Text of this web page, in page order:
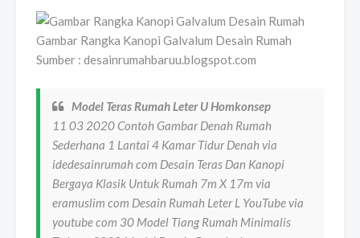
Gambar Rangka Kanopi Galvalum Desain Rumah
Sumber : desainrumahbaruu.blogspot.com
Model Teras Rumah Leter U Homkonsep
11 03 2020 Contoh Gambar Denah Rumah
Sederhana 1 Lantai 4 Kamar Tidur Denah via
idedesainrumah com Desain Teras Dan Kanopi
Bergaya Klasik Untuk Rumah 7m X 17m via
eramuslim com Desain Rumah Leter L YouTube via
youtube com 30 Model Tiang Rumah Minimalis